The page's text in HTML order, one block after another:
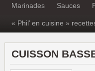
Marinades Sauces
« Phil’ en cuisine »
CUISSON